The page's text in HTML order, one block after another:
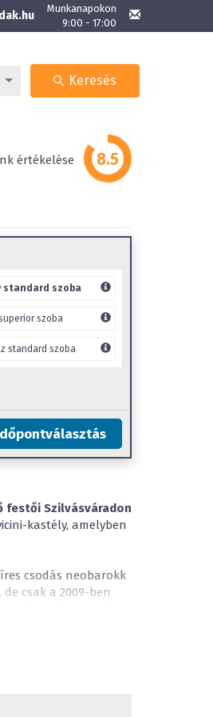
Munkanapokon
9:00 - 17:00
Keresés
értékelése
standard szoba
szoba
standard szoba
festői Szilvásváradon
kastély, amelyben
csodás neobarokk
csak a 2009-ben
négy csillagot a La
A műemlék